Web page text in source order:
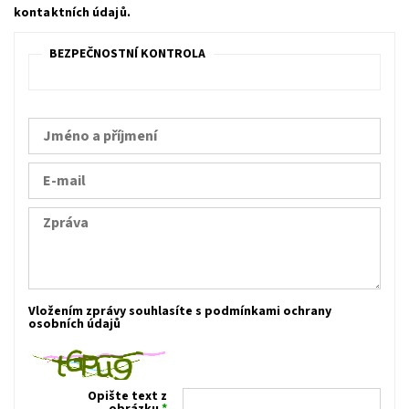
kontaktních údajů.
BEZPEČNOSTNÍ KONTROLA
Vložením zprávy souhlasíte s podmínkami ochrany
osobních údajů
Opište text z